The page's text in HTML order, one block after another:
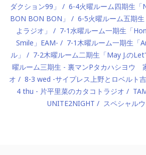
ダクション99」
6-4火曜ルーム四期生「
BON BON BON」
6-5火曜ルーム五期
よラジオ」
7-1水曜ルーム一期生「
Smile」EAM-
7-1木曜ルーム一期生「
ル」
7-2木曜ルーム二期生「May J.の
曜ルーム三期生 - 裏マンPタカハシヨウ
オ
8-3 wed -サイプレス上野とロベルト
4 thu - 片平里菜のカタコトラジオ
UNITE2NIGHT
スペシャルウ